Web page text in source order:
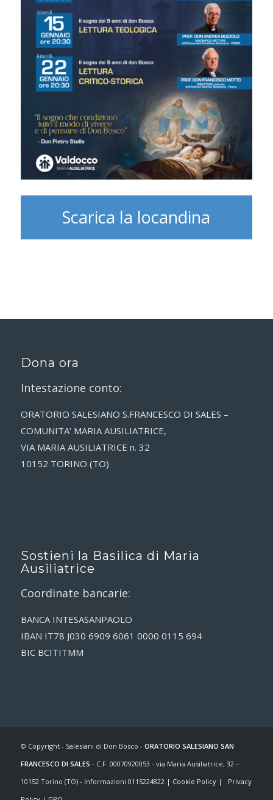
Scarica la locandina
Dona ora
Intestazione conto:
ORATORIO SALESIANO S.FRANCESCO DI SALES –
COMUNITA’ MARIA AUSILIATRICE,
VIA MARIA AUSILIATRICE n. 32
10152 TORINO (TO)
Sostieni la Basilica di Maria
Ausiliatrice
Coordinate bancarie:
BANCA INTESASANPAOLO
IBAN IT78 J030 6909 6061 0000 0115 694
BIC BCITITMM
© Copyright - Salesiani di Don Bosco - ORATORIO SALESIANO SAN
FRANCESCO DI SALES - C.F. 00070920053 - via Maria Ausiliatrice, 32 –
10152 Torino (TO) - Informazioni 0115224822 | Cookie Policy| Privacy